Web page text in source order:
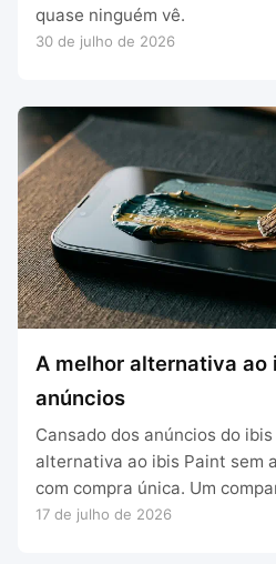
quase ninguém vê.
30 de julho de 2026
A melhor alternativa ao
anúncios
Cansado dos anúncios do
alternativa ao ibis Paint sem
com compra única. Um
17 de julho de 2026